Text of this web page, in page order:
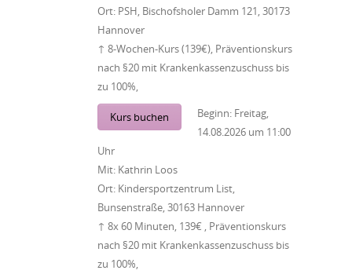
Ort: PSH, Bischofsholer Damm 121, 30173
Hannover
↑ 8-Wochen-Kurs (139€), Präventionskurs
nach §20 mit Krankenkassenzuschuss bis
zu 100%,
Kurs buchen Beginn: Freitag,
14.08.2026 um 11:00
Uhr
Mit: Kathrin Loos
Ort: Kindersportzentrum List,
Bunsenstraße, 30163 Hannover
↑ 8x 60 Minuten, 139€ , Präventionskurs
nach §20 mit Krankenkassenzuschuss bis
zu 100%,